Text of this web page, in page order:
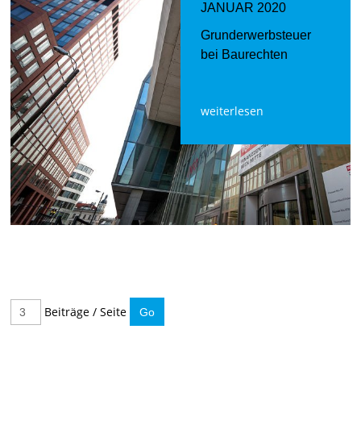
JANUAR 2020
Grunderwerbsteuer
bei Baurechten
weiterlesen
Beiträge / Seite